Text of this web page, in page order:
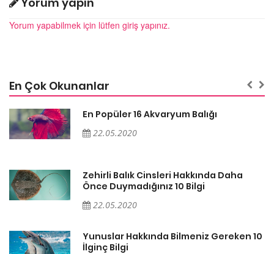
Yorum yapabilmek için lütfen giriş yapınız.
En Çok Okunanlar
En Popüler 16 Akvaryum Balığı
22.05.2020
Zehirli Balık Cinsleri Hakkında Daha
Önce Duymadığınız 10 Bilgi
22.05.2020
Yunuslar Hakkında Bilmeniz Gereken 10
İlginç Bilgi